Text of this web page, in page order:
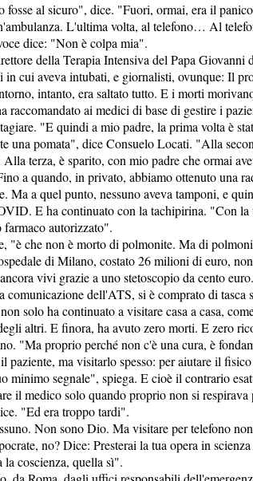
fosse al sicuro", dice. "Fuori, ormai, era il
L'ultima volta, al telefono… Al
dice: "Non è colpa mia".
della Terapia Intensiva del Papa Giovanni
in cui aveva intubati, e giornalisti, ovunque: Il
intanto, era saltato tutto. E i morti
raccomandato ai medici di base di gestire i
"E quindi a mio padre, la prima volta è
una pomata", dice Consuelo Locati. "Alla
terza, è sparito, con mio padre che ormai
a quando, in privato, abbiamo ottenuto una
Ma a quel punto, nessuno aveva tamponi, e
E ha continuato con la tachipirina. "Con la
farmaco autorizzato".
"è che non è morto di polmonite. Ma di
di Milano, costato 26 milioni di euro,
vivi grazie a uno stetoscopio da cento
comunicazione dell'ATS, si è comprato di tasca
solo ha continuato a visitare casa a casa,
altri. E finora, ha avuto zero morti. E zero
"Ma proprio perché non c'è una cura, è
paziente, ma visitarlo spesso: per aiutare il
minimo segnale", spiega. E cioè il contrario
il medico solo quando proprio non si
"Ed era troppo tardi".
Non sono Dio. Ma visitare per telefono
no? Dice: Presterai la tua opera in
la coscienza, quella sì".